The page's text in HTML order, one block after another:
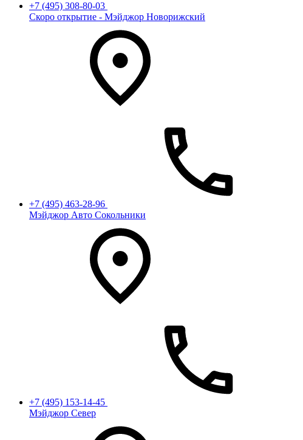
+7 (495) 308-80-03
Скоро открытие - Мэйджор Новорижский
+7 (495) 463-28-96
Мэйджор Авто Сокольники
+7 (495) 153-14-45
Мэйджор Север